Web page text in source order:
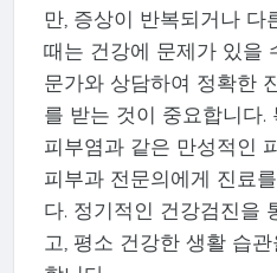
만, 증상이 반복되거나 다
때는 건강에 문제가 있을
문가와 상담하여 정확한
를 받는 것이 중요합니다.
피부염과 같은 만성적인
피부과 전문의에게 진료
다. 정기적인 건강검진을
고, 평소 건강한 생활 습